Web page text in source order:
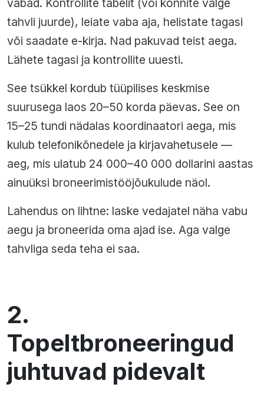
tahvli juurde), leiate vaba aja, helistate tagasi
või saadate e-kirja. Nad pakuvad teist aega.
Lähete tagasi ja kontrollite uuesti.
See tsükkel kordub tüüpilises keskmise
suurusega laos 20–50 korda päevas. See on
15–25 tundi nädalas koordinaatori aega, mis
kulub telefonikõnedele ja kirjavahetusele —
aeg, mis ulatub 24 000–40 000 dollarini aastas
ainuüksi broneerimistööjõukulude näol.
Lahendus on lihtne: laske vedajatel näha vabu
aegu ja broneerida oma ajad ise. Aga valge
tahvliga seda teha ei saa.
2.
Topeltbroneeringud
juhtuvad pidevalt